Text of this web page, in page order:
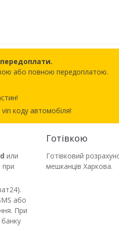
або повною передоплатою.
коду автомобіля!
или
при
або
При
Готівкою
Готівковий
мешканців Харкова.